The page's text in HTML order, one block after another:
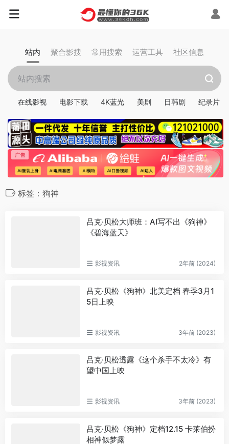
站内 聚合影搜 常用搜索 运营工具 社区信息
在线影视 电影下载 4K蓝光 美剧 日韩剧 纪录片
标签：狗神
吕克·贝松大师班：AI写不出《狗神》
《碧海蓝天》
影视资讯 2年前 (2024)
吕克·贝松《狗神》北美定档 春季3月1
5日上映
影视资讯 3年前 (2023)
吕克·贝松透露《这个杀手不太冷》有
望中国上映
影视资讯 3年前 (2023)
吕克·贝松《狗神》定档12.15 卡莱伯扮
相神似梦露